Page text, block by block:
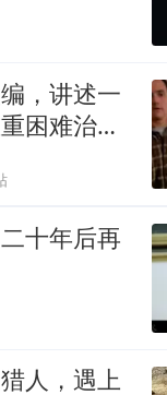
3800米
，讲述一
困难治疗
十年后再
人，遇上